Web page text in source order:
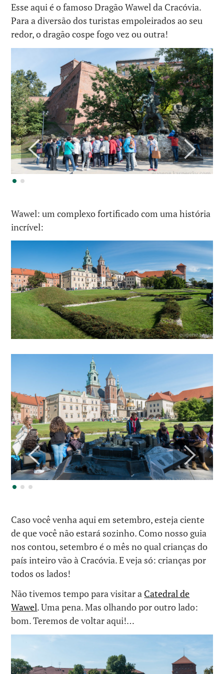
Esse aqui é o famoso Dragão Wawel da Cracóvia.
Para a diversão dos turistas empoleirados ao seu
redor, o dragão cospe fogo vez ou outra!
Wawel: um complexo fortificado com uma história
incrível:
Caso você venha aqui em setembro, esteja ciente
de que você não estará sozinho. Como nosso guia
nos contou, setembro é o mês no qual crianças do
país inteiro vão à Cracóvia. E veja só: crianças por
todos os lados!
Não tivemos tempo para visitar a Catedral de
Wawel. Uma pena. Mas olhando por outro lado:
bom. Teremos de voltar aqui!…